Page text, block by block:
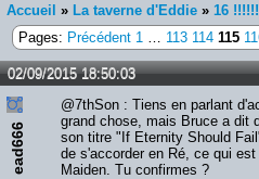
Accueil » La taverne d'Eddie » 16
Pages: Précédent 1 … 113 114 115
02/09/2015 18:50:03
ead666
@7thSon : Tiens en parlant
grand chose, mais Bruce a dit
son titre "If Eternity Should
de s'accorder en Ré, ce qui
Maiden. Tu confirmes ?